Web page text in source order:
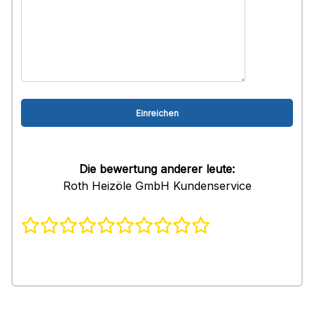
Die bewertung anderer leute:
Roth Heizöle GmbH Kundenservice